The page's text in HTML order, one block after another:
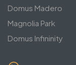
Domus Madero
Magnolia Park
Domus Infininity